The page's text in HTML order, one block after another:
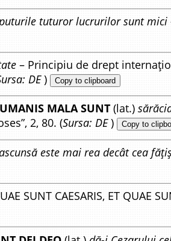
tuturor lucrurilor sunt mici
– Principiu de drept
DE) Copy to clipboard
MALA SUNT (lat.)
2, 80. (Sursa: DE) Copy to
este mai rea decât cea
SUNT CAESARIS, ET QUAE